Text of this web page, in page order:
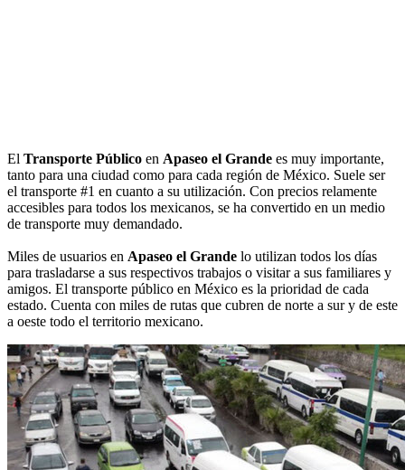
El Transporte Público en Apaseo el Grande es muy importante,
tanto para una ciudad como para cada región de México. Suele ser
el transporte #1 en cuanto a su utilización. Con precios relamente
accesibles para todos los mexicanos, se ha convertido en un medio
de transporte muy demandado.
Miles de usuarios en Apaseo el Grande lo utilizan todos los días
para trasladarse a sus respectivos trabajos o visitar a sus familiares y
amigos. El transporte público en México es la prioridad de cada
estado. Cuenta con miles de rutas que cubren de norte a sur y de este
a oeste todo el territorio mexicano.